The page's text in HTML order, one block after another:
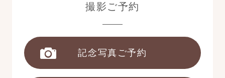
撮影ご予約
記念写真ご予約